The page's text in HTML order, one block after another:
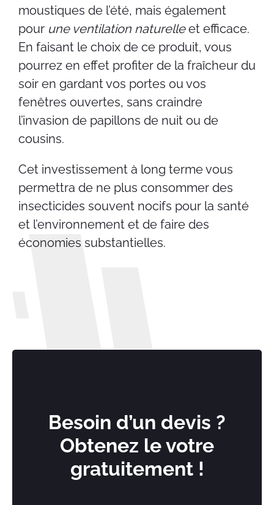
moustiques de l’été, mais également
pour une ventilation naturelleet efficace.
En faisant le choix de ce produit, vous
pourrez en effet profiter de la fraîcheur du
soir en gardant vos portes ou vos
fenêtres ouvertes, sans craindre
l’invasion de papillons de nuit ou de
cousins.
Cet investissement à long terme vous
permettra de ne plus consommer des
insecticides souvent nocifs pour la santé
et l’environnement et de faire des
économies substantielles.
Besoin d’un devis ?
Obtenez le votre
gratuitement !